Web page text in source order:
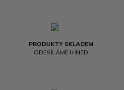
PRODUKTY SKLADEM
ODESÍLÁME IHNED